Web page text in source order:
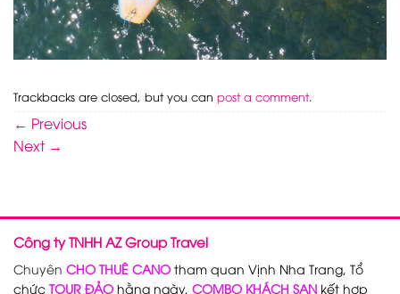
Trackbacks are closed, but you can post a comment.
← Previous
Next →
Công ty TNHH AZ Group Travel
Chuyên CHO THUÊ CANO tham quan Vịnh Nha Trang, Tổ
chức TOUR ĐẢO hằng ngày, COMBO KHÁCH SẠN kết hợp